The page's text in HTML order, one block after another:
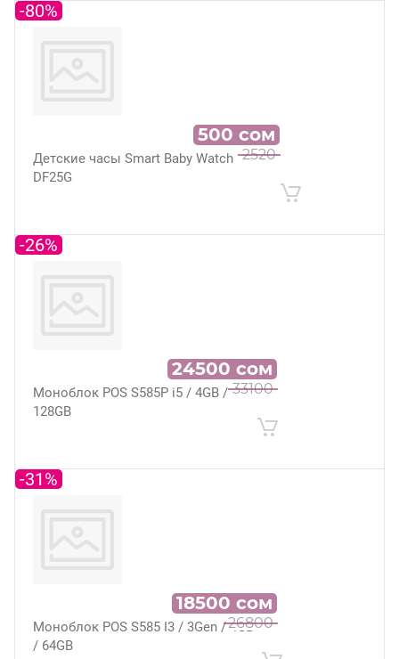
Детские часы Smart Baby Watch
DF25G
-80%
2520
500 сом
Моноблок POS S585P i5 / 4GB /
128GB
-26%
33100
24500 сом
Моноблок POS S585 I3 / 3Gen / 4GB
/ 64GB
-31%
26800
18500 сом